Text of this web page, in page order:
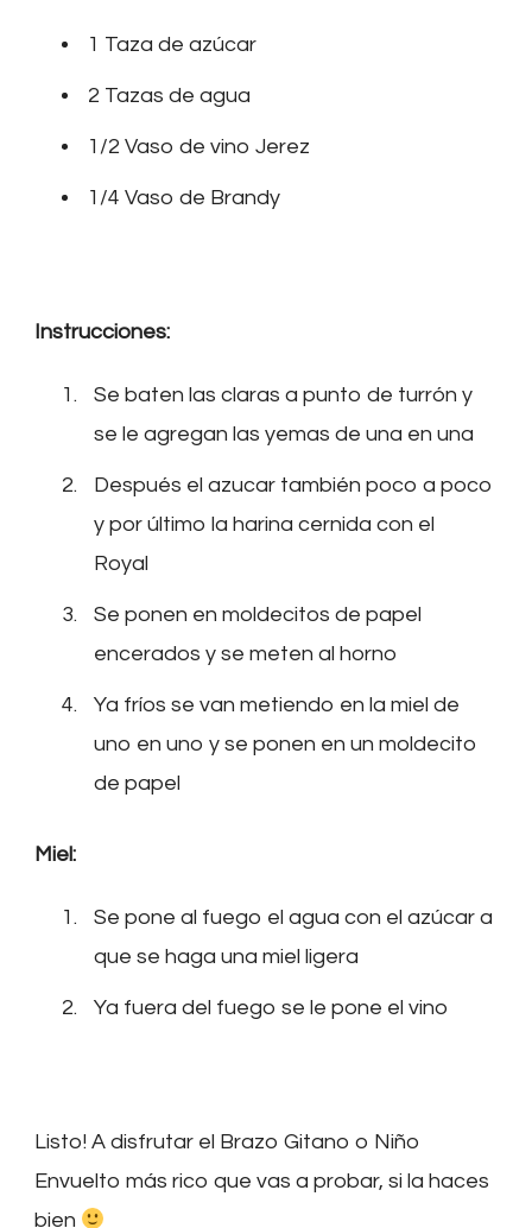
1 Taza de azúcar
2 Tazas de agua
1/2 Vaso de vino Jerez
1/4 Vaso de Brandy
Instrucciones:
Se baten las claras a punto de turrón y
se le agregan las yemas de una en una
Después el azucar también poco a poco
y por último la harina cernida con el
Royal
Se ponen en moldecitos de papel
encerados y se meten al horno
Ya fríos se van metiendo en la miel de
uno en uno y se ponen en un moldecito
de papel
Miel:
Se pone al fuego el agua con el azúcar a
que se haga una miel ligera
Ya fuera del fuego se le pone el vino
Listo! A disfrutar el Brazo Gitano o Niño
Envuelto más rico que vas a probar, si la haces
bien